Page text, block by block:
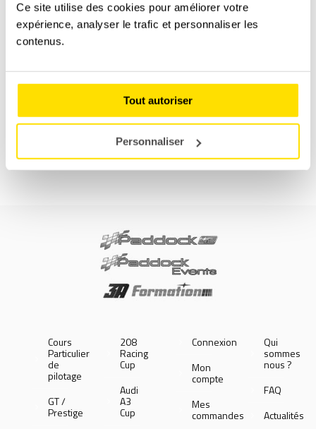
Ce site utilise des cookies pour améliorer votre
expérience, analyser le trafic et personnaliser les
contenus.
Tout autoriser
Personnaliser
MULTIVOLANTS GT
0,00€
PLUS D'INFOS
Cours
Particulier
de
pilotage
GT /
Prestige
208
Racing
Cup
Audi
A3
Cup
Connexion
Mon
compte
Mes
commandes
Qui
sommes
nous ?
FAQ
Actualités